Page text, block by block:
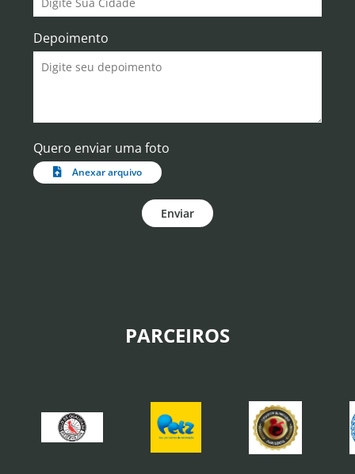
Depoimento
Quero enviar uma foto
Anexar arquivo
Enviar
PARCEIROS